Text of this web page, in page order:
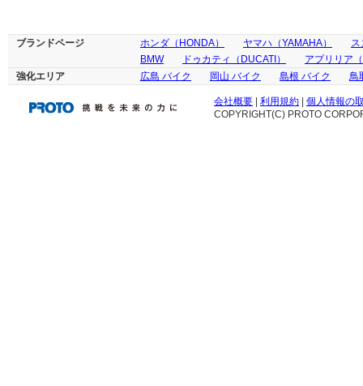
ブランドページ ホンダ（HONDA） ヤマハ（YAMAHA）
ス
BMW
ドゥカティ（DUCATI）
アプリリア
強化エリア
広島 バイク 岡山 バイク 島根 バイク 鳥
会社概要 利用規約
個人情報の
COPYRIGHT(C) PROTO